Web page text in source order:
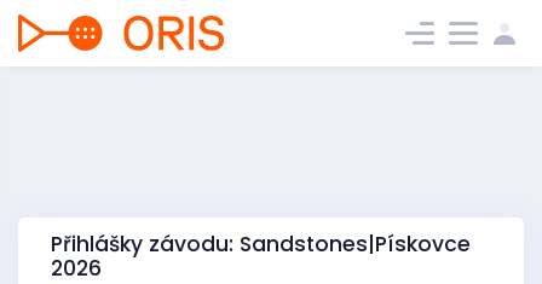
Přihlášky závodu: Sandstones|Pískovce
2026